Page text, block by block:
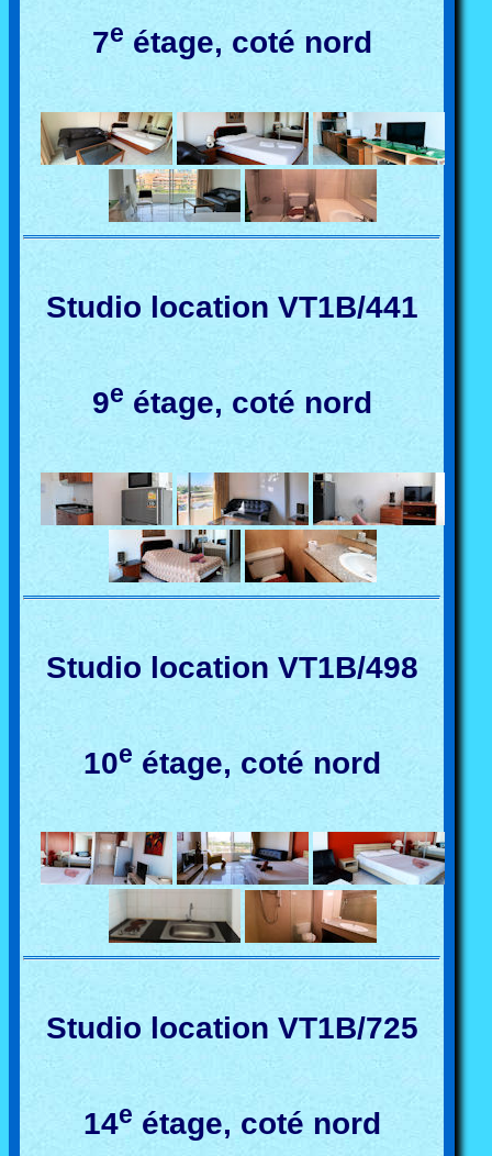
7eétage, coté nord
Studio location VT1B/441
9e étage, coté nord
Studio location VT1B/498
10e étage, coté nord
Studio location VT1B/725
14e étage, coté nord